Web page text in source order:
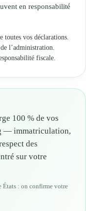
en responsabilité
vos déclarations.
l’administration.
fiscale.
100 % de vos
— immatriculation,
des
sur votre
États : on confirme votre